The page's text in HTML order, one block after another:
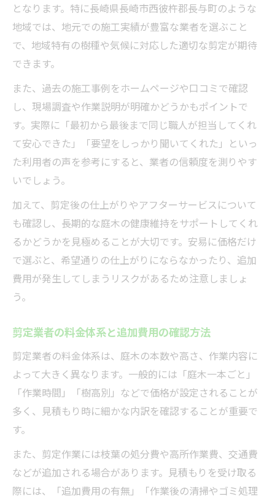
となります。特に長崎県長崎市西彼杵郡長与町のような
地域では、地元での施工実績が豊富な業者を選ぶこと
で、地域特有の樹種や気候に対応した適切な剪定が期待
できます。
また、過去の施工事例をホームページや口コミで確認
し、現場調査や作業説明が明確かどうかもポイントで
す。実際に「最初から最後まで同じ職人が担当してくれ
て安心できた」「要望をしっかり聞いてくれた」といっ
た利用者の声を参考にすると、業者の信頼度を測りやす
いでしょう。
加えて、剪定後の仕上がりやアフターサービスについて
も確認し、長期的な庭木の健康維持をサポートしてくれ
るかどうかを見極めることが大切です。安易に価格だけ
で選ぶと、希望通りの仕上がりにならなかったり、追加
費用が発生してしまうリスクがあるため注意しましょ
う。
剪定業者の料金体系と追加費用の確認方法
剪定業者の料金体系は、庭木の本数や高さ、作業内容に
よって大きく異なります。一般的には「庭木一本ごと」
「作業時間」「樹高別」などで価格が設定されることが
多く、見積もり時に細かな内訳を確認することが重要で
す。
また、剪定作業には枝葉の処分費や高所作業費、交通費
などが追加される場合があります。見積もりを受け取る
際には、「追加費用の有無」「作業後の清掃やゴミ処理